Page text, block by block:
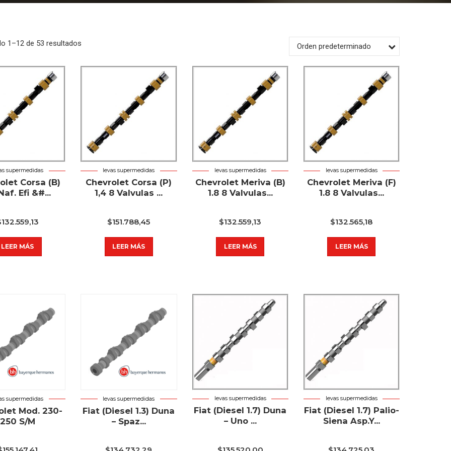
1–12 de 53 resultados Orden predeterminado
supermedidas
Corsa (B)
Efi &#...
132.559,13
LEER MÁS
levas supermedidas
Chevrolet Corsa (P)
1,4 8 Valvulas ...
$151.788,45
LEER MÁS
levas supermedidas
Chevrolet Meriva (B)
1.8 8 Valvulas...
$132.559,13
LEER MÁS
levas supermedidas
Chevrolet Meriva (F)
1.8 8 Valvulas...
$132.565,18
LEER MÁS
supermedidas
Mod. 230-
250 S/M
levas supermedidas
Fiat (Diesel 1.3) Duna
– Spaz...
levas supermedidas
Fiat (Diesel 1.7) Duna
– Uno ...
levas supermedidas
Fiat (Diesel 1.7) Palio-
Siena Asp.Y...